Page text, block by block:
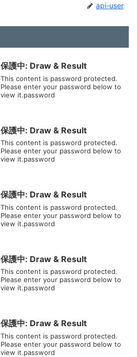
api-user
保護中: Draw & Result
This content is password protected.
Please enter your password below to
view it.password
保護中: Draw & Result
This content is password protected.
Please enter your password below to
view it.password
保護中: Draw & Result
This content is password protected.
Please enter your password below to
view it.password
保護中: Draw & Result
This content is password protected.
Please enter your password below to
view it.password
保護中: Draw & Result
This content is password protected.
Please enter your password below to
view it.password